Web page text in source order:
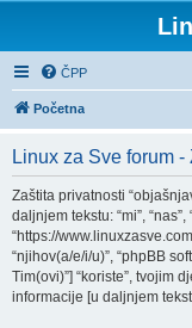
ČPP
Početna
Linux za Sve forum
Zaštita privatnosti
daljnjem tekstu: “mi”,
“https://
“njihov(a/e/i/u)”, “phpBB
Tim(ovi)”] “koriste”, tvojim
informacije [u daljnjem